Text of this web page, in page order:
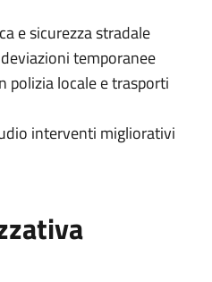
e sicurezza stradale
temporanee
polizia locale e trasporti
interventi migliorativi